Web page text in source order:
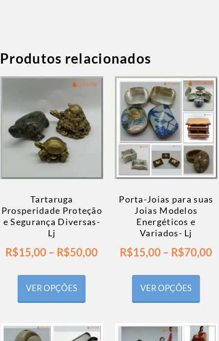
Produtos relacionados
Tartaruga
Prosperidade Proteção
e Segurança Diversas-
Lj
R$15,00– R$50,00
VER OPÇÕES
Porta-Joias para suas
Joias Modelos
Energéticos e
Variados- Lj
R$15,00– R$70,00
VER OPÇÕES